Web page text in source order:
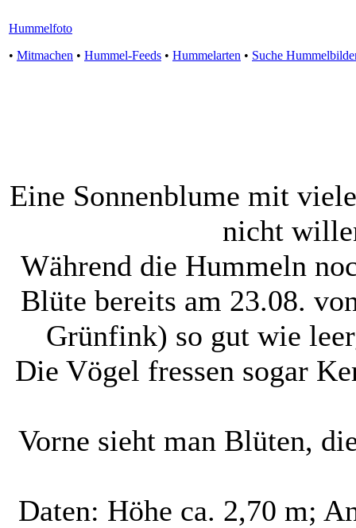
Hummelfoto
• Mitmachen • Hummel-Feeds • Hummelarten • Suche
Eine Sonnenblume mit
nicht
Während die Hummeln
Blüte bereits am 23.08.
Grünfink) so gut wie
Die Vögel fressen sogar
Vorne sieht man Blüten,
Daten: Höhe ca. 2,70 m;